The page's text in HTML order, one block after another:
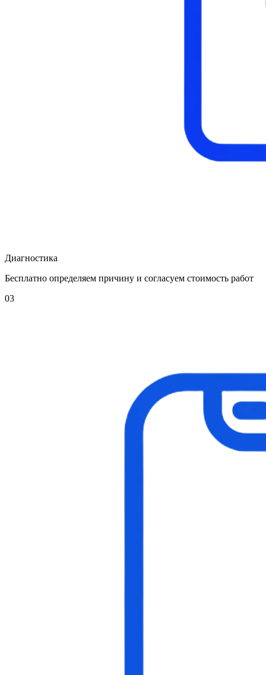
Диагностика
Бесплатно определяем причину и согласуем стоимость работ
03